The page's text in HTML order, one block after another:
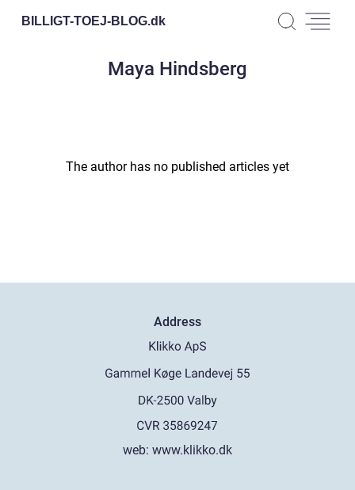
BILLIGT-TOEJ-BLOG.dk
Maya Hindsberg
The author has no published articles yet
Address
web: www.klikko.dk